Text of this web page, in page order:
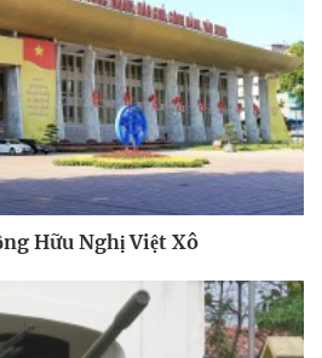
Hữu Nghị Việt Xô